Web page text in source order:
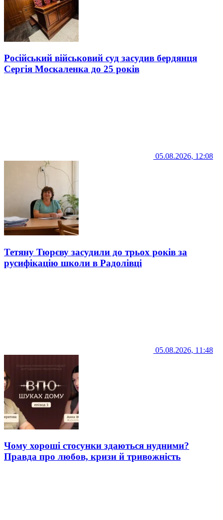
Російський військовий суд засудив бердянця
Сергія Москаленка до 25 років
05.08.2026, 12:08
Тетяну Тюрєву засудили до трьох років за
русифікацію школи в Радолівці
05.08.2026, 11:48
Чому хороші стосунки здаються нудними?
Правда про любов, кризи й тривожність